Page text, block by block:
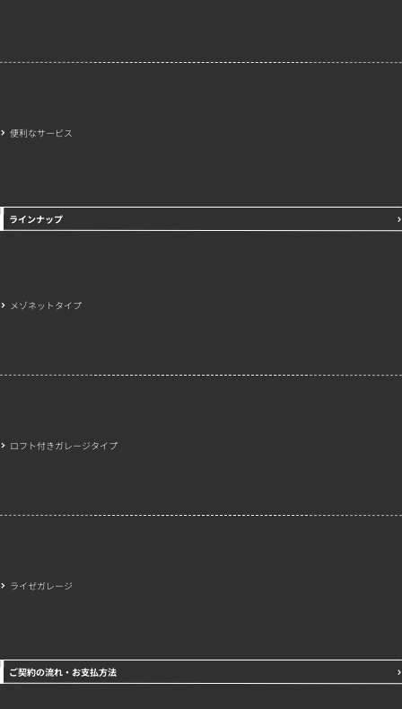
便利なサービス
ラインナップ
メゾネットタイプ
ロフト付きガレージタイプ
ライゼガレージ
ご契約の流れ・お支払方法